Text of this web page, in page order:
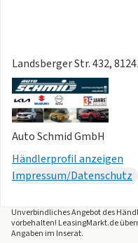
Landsberger Str. 432,
Auto Schmid GmbH
Händlerprofil anzeigen
Impressum/Datenschutz
Unverbindliches Angebot des
vorbehalten! LeasingMarkt.de
Angaben im Inserat.